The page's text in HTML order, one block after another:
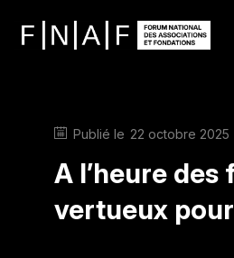
Publié le 22 octobre 2025
A l’heure
vertueux